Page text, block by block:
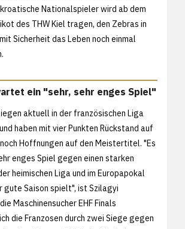
Nationalspieler wird ab dem
des THW Kiel tragen, den Zebras in
Sicherheit das Leben noch einmal
ein "sehr, sehr enges Spiel"
aktuell in der französischen Liga
haben mit vier Punkten Rückstand auf
Hoffnungen auf den Meistertitel. "Es
enges Spiel gegen einen starken
heimischen Liga und im Europapokal
gute Saison spielt", ist Szilagyi
Maschinensucher EHF Finals
die Franzosen durch zwei Siege gegen